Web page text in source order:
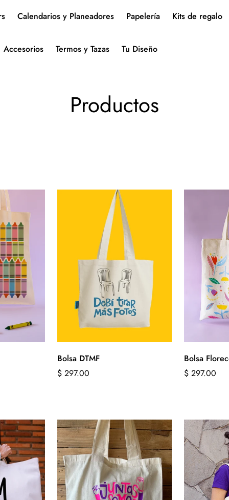
Calendarios y Planeadores Papelería Kits de regalo
Accesorios Termos y Tazas Tu Diseño
Productos
Bolsa DTMF
Precio
$ 297.00
Bolsa
Precio
$ 297.00